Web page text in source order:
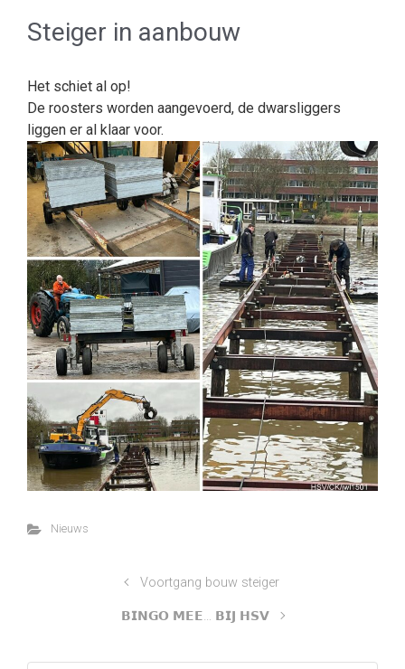
Steiger in aanbouw
Het schiet al op!
De roosters worden aangevoerd, de dwarsliggers
liggen er al klaar voor.
Nieuws
Voortgang bouw steiger
𝗕𝗜𝗡𝗚𝗢 𝗠𝗘𝗘… 𝗕𝗜𝗝 𝗛𝗦𝗩